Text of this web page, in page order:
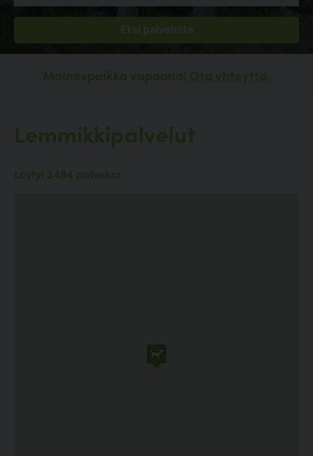
Mainospaikka vapaana! Ota yhteyttä.
Lemmikkipalvelut
Löytyi 2494 palvelua